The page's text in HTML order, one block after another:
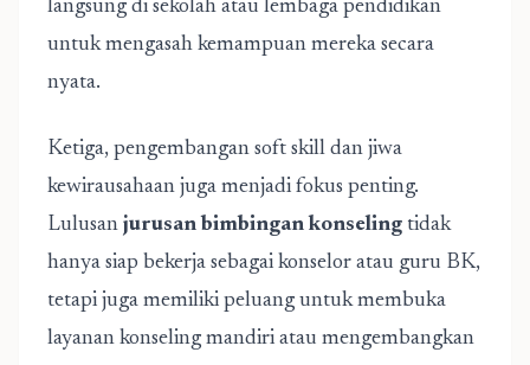
langsung di sekolah atau lembaga pendidikan
untuk mengasah kemampuan mereka secara
nyata.
Ketiga, pengembangan soft skill dan jiwa
kewirausahaan juga menjadi fokus penting.
Lulusan jurusan bimbingan konseling tidak
hanya siap bekerja sebagai konselor atau guru BK,
tetapi juga memiliki peluang untuk membuka
layanan konseling mandiri atau mengembangkan